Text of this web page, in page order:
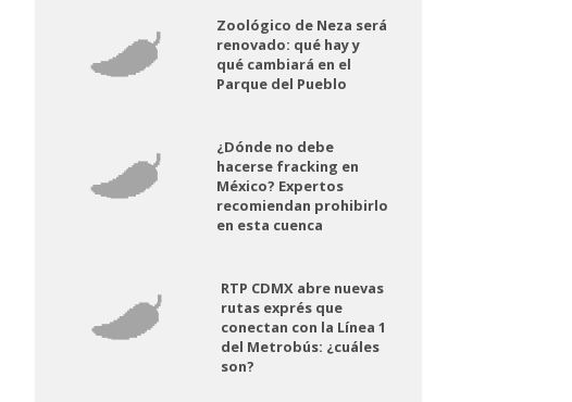
Zoológico de Neza será
renovado: qué hay y
qué cambiará en el
Parque del Pueblo
¿Dónde no debe
hacerse fracking en
México? Expertos
recomiendan prohibirlo
en esta cuenca
RTP CDMX abre nuevas
rutas exprés que
conectan con la Línea 1
del Metrobús: ¿cuáles
son?